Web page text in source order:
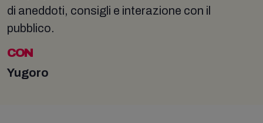
di aneddoti, consigli e interazione con il
pubblico.
CON
Yugoro